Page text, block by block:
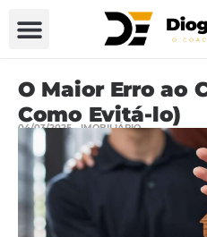
O Maior Erro ao
Como Evitá-lo)
04/03/2025 IMOBILIÁRIO